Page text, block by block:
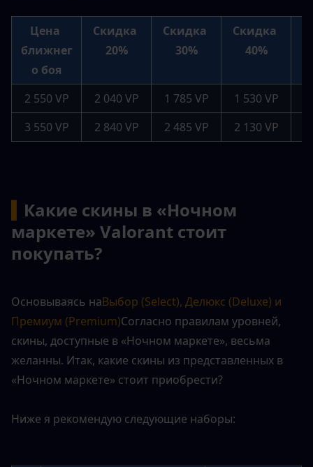
Цена
ближнег
о боя
Скидка
20%
Скидка
30%
Скидка
40%
2 550 VP 2 040 VP 1 785 VP 1 530 VP
3 550 VP
2 840 VP 2 485 VP 2 130 VP
Какие скины в «Ночном
маркете» Valorant стоит
покупать?
Основываясь наВыбор (Select), Делюкс (Deluxe) и
Премиум (Premium)Согласно правилам уровней,
скины, доступные в «Ночном маркете», весьма
желанны. Итак, какие скины из представленных в
«Ночном маркете» стоит приобрести?
Ниже я рекомендую следующие наборы: